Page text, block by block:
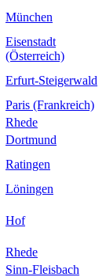
München
Eisenstadt
(Österreich)
Erfurt-Steigerwald
Paris (Frankreich)
Rhede
Dortmund
Ratingen
Löningen
Hof
Rhede
Sinn-Fleisbach